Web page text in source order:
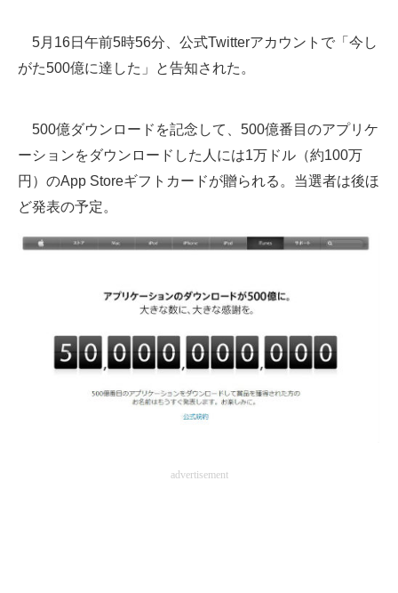
IT製品の技術・比較・事例
モノづくり技術者専門サイト
エレクトロニクス専門サイト
建設×テクノロジーの最前線
ちょっと気になるネットの話題
5月16日午前5時56分、公式Twitterアカウントで「今し
がた500億に達した」と告知された。
500億ダウンロードを記念して、500億番目のアプリケ
ーションをダウンロードした人には1万ドル（約100万
円）のApp Storeギフトカードが贈られる。当選者は後ほ
ど発表の予定。
advertisement